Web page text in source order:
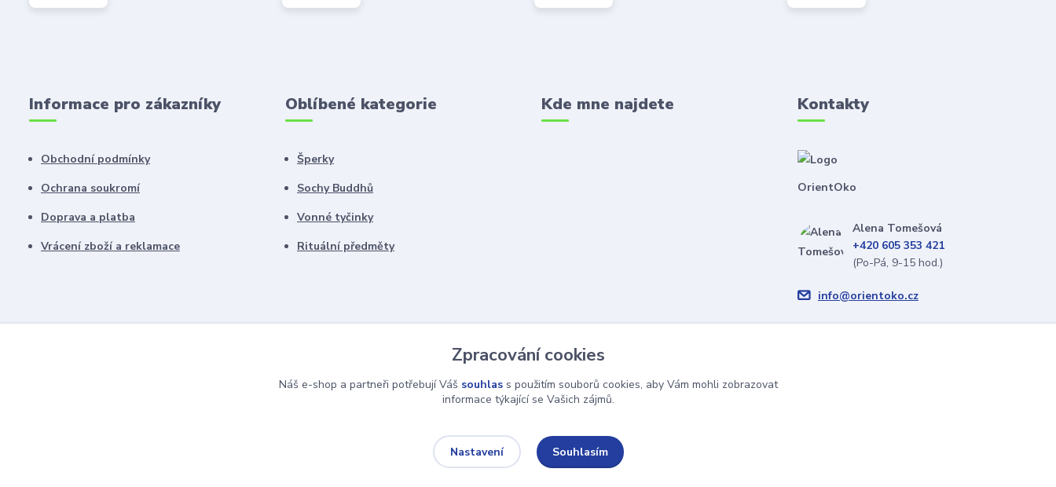
Informace pro zákazníky
Obchodní podmínky
Ochrana soukromí
Doprava a platba
Vrácení zboží a reklamace
Oblíbené kategorie
Šperky
Sochy Buddhů
Vonné tyčinky
Rituální předměty
Kde mne najdete Kontakty
OrientOko
Alena Tomešová
+420 605 353 421
(Po-Pá, 9-15 hod.)
info@orientoko.cz
Zpracování cookies
Náš e-shop a partneři potřebují Váš souhlass použitím souborů cookies, aby Vám mohli zobrazovat
informace týkající se Vašich zájmů.
Nastavení Souhlasím